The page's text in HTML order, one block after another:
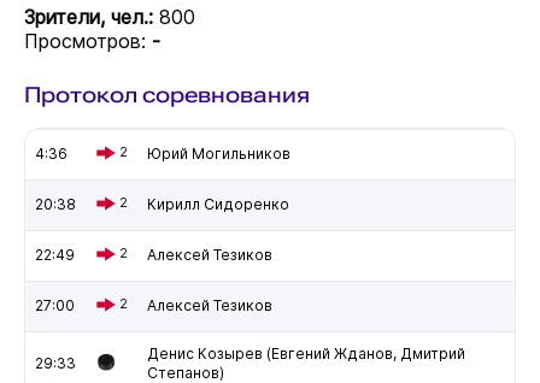
Зрители, чел.: 800
Просмотров: -
Протокол соревнования
4:36 2 Юрий Могильников
20:38 2 Кирилл Сидоренко
22:49 2 Алексей Тезиков
27:00 2 Алексей Тезиков
29:33
Денис Козырев (Евгений Жданов, Дмитрий
Степанов)